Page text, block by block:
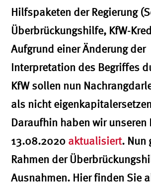
Hilfspaketen der Regierung
Überbrückungshilfe, KfW-
Aufgrund einer Änderung der
Interpretation des Begriffes
KfW sollen nun
als nicht
Daraufhin haben wir unseren
13.08.2020 aktualisiert. Nun
Rahmen der
Ausnahmen. Hier finden Sie